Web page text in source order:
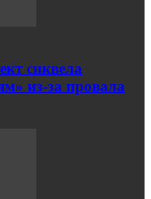
сиквела
из-за провала